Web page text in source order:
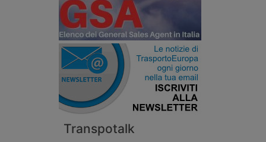
Transpotalk